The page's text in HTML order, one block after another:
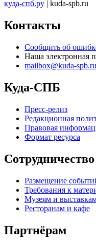
куда-спб.ру | kuda-spb.ru
Контакты
Сообщить об
Наша электронная
mailbox@kuda-spb.ru
Куда-СПБ
Пресс-релиз
Редакционная
Правовая
Формат ресурса
Сотрудничество
Размещение
Требования к
Музеям и
Ресторанам и кафе
Партнёрам